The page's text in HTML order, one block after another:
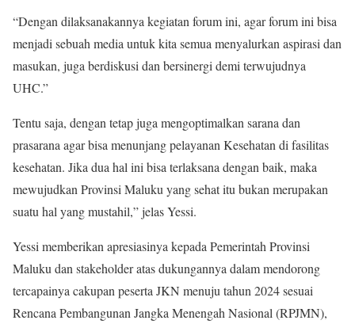
“Dengan dilaksanakannya kegiatan forum ini, agar forum ini bisa
menjadi sebuah media untuk kita semua menyalurkan aspirasi dan
masukan, juga berdiskusi dan bersinergi demi terwujudnya
UHC.”
Tentu saja, dengan tetap juga mengoptimalkan sarana dan
prasarana agar bisa menunjang pelayanan Kesehatan di fasilitas
kesehatan. Jika dua hal ini bisa terlaksana dengan baik, maka
mewujudkan Provinsi Maluku yang sehat itu bukan merupakan
suatu hal yang mustahil,” jelas Yessi.
Yessi memberikan apresiasinya kepada Pemerintah Provinsi
Maluku dan stakeholder atas dukungannya dalam mendorong
tercapainya cakupan peserta JKN menuju tahun 2024 sesuai
Rencana Pembangunan Jangka Menengah Nasional (RPJMN),